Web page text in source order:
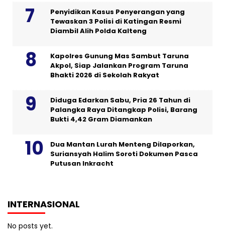
Penyidikan Kasus Penyerangan yang
Tewaskan 3 Polisi di Katingan Resmi
Diambil Alih Polda Kalteng
Kapolres Gunung Mas Sambut Taruna
Akpol, Siap Jalankan Program Taruna
Bhakti 2026 di Sekolah Rakyat
Diduga Edarkan Sabu, Pria 26 Tahun di
Palangka Raya Ditangkap Polisi, Barang
Bukti 4,42 Gram Diamankan
Dua Mantan Lurah Menteng Dilaporkan,
Suriansyah Halim Soroti Dokumen Pasca
Putusan Inkracht
INTERNASIONAL
No posts yet.